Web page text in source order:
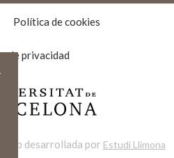
Política de cookies
de privacidad
Web desarrollada por Estudi Llimona